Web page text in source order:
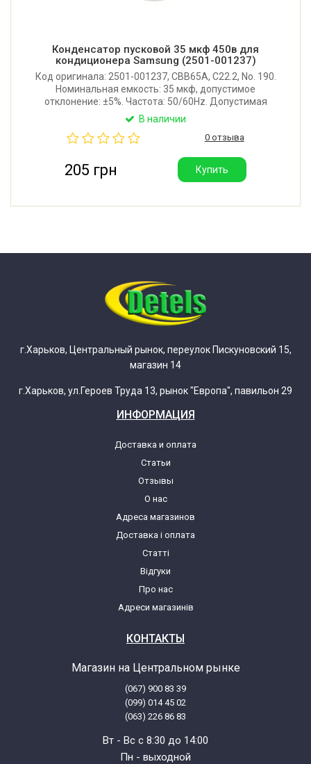
Конденсатор пусковой 35 мкф 450в для
кондиционера Samsung (2501-001237)
Код оригинала: 2501-001237, CBB65A, C22.2, No. 190.
Номинальная емкость: 35 мкф, допустимое
отклонение: ±5%. Частота: 50/60Hz. Допустимая
температура: -40°C/+85°C/21. SH –
0317. Производитель: Китай.
В наличии
0 отзыва
205 грн Купить
г.Харьков, Центральный рынок, переулок Пискуновский 15,
магазин 14
г.Харьков, ул.Героев Труда 13, рынок "Европа", павильон 29
ИНФОРМАЦИЯ
Доставка и оплата
Статьи
Отзывы
О нас
Адреса магазинов
Доставка і оплата
Статті
Відгуки
Про нас
Адреси магазинів
КОНТАКТЫ
Магазин на Центральном рынке
(067) 900 83 39
(099) 014 45 02
(063) 226 86 83
Вт - Вс с 8:30 до 14:00
Пн - выходной